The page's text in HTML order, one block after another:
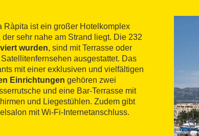
Ràpita ist ein großer Hotelkomplex
der sehr nahe am Strand liegt. Die 232
wurden, sind mit Terrasse oder
ausgestattet. Das
mit einer exklusiven und vielfältigen
Einrichtungen gehören zwei
und eine Bar-Terrasse mit
und Liegestühlen. Zudem gibt
mit Wi-Fi-Internetanschluss.